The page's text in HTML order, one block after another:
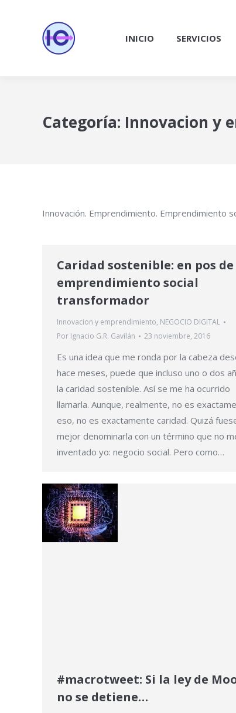
INICIO SERVICIOS
Categoría: Innovacion y
Innovación. Emprendimiento. Emprendimiento
Caridad sostenible: en pos de
emprendimiento social
transformador
Innovacion y emprendimiento, NEGOCIO DIGITAL
Por Ignacio G.R. Gavilán 23 noviembre, 2016
Es una idea que me ronda por la cabeza
hace meses, puede que incluso uno o dos
la caridad sostenible. Así se me ha ocurrido
llamarla. Aunque, realmente, no es
eso, no es exactamente caridad. Quizá
mejor denominarla con un término que no
inventado yo: negocio social. Pero como…
#macrotweet: Si la ley de
no se detiene…